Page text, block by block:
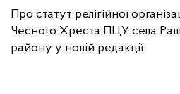
Про статут релігійної
Чесного Хреста ПЦУ села
району у новій редакції